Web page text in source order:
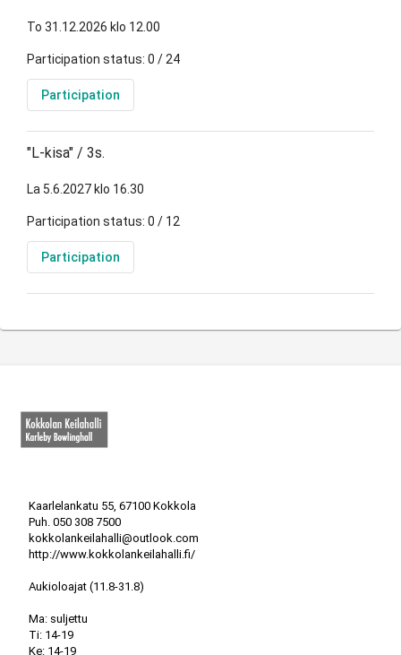
To 31.12.2026 klo 12.00
Participation status: 0 / 24
Participation
"L-kisa" / 3s.
La 5.6.2027 klo 16.30
Participation status: 0 / 12
Participation
Kaarlelankatu 55, 67100 Kokkola
Puh. 050 308 7500
kokkolankeilahalli@outlook.com
http://www.kokkolankeilahalli.fi/
Aukioloajat (11.8-31.8)
Ma: suljettu
Ti: 14-19
Ke: 14-19